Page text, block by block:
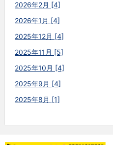
2026年2月 [4]
2026年1月 [4]
2025年12月 [4]
2025年11月 [5]
2025年10月 [4]
2025年9月 [4]
2025年8月 [1]